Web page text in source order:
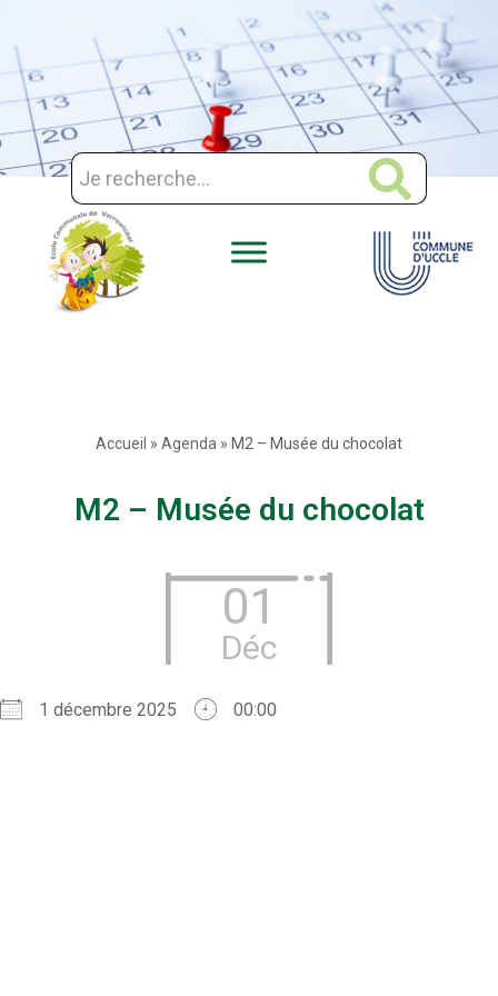
Aller
au
contenu
Accueil » Agenda » M2 – Musée du chocolat
M2 – Musée du chocolat
01
Déc
1 décembre 2025 00:00